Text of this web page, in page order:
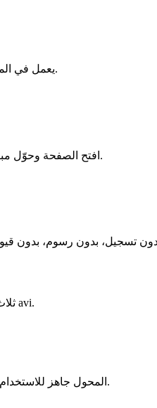
يعمل في المتصفح عبر المنصات دون تثبيت.
افتح الصفحة وحوّل مباشرة. بدون تطبيقات أو تسجيل.
ثلاث خطوات سريعة للحصول على avi.
المحول جاهز للاستخدام فورًا. لا إعدادات مطلوبة.